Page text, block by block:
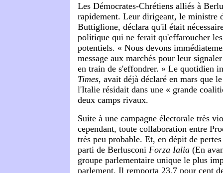
Les Démocrates-Chrétiens alliés à
rapidement. Leur dirigeant, le ministre
Buttiglione, déclara qu'il était
politique qui ne ferait qu'effaroucher
potentiels. « Nous devons
message aux marchés pour leur
en train de s'effondrer. » Le quotidien
Times, avait déjà déclaré en mars que
l'Italie résidait dans une « grande
deux camps rivaux.
Suite à une campagne électorale très
cependant, toute collaboration entre
très peu probable. Et, en dépit de
parti de Berlusconi Forza Ialia (En
groupe parlementaire unique le plus
parlement. Il remporta 23,7 pour cent